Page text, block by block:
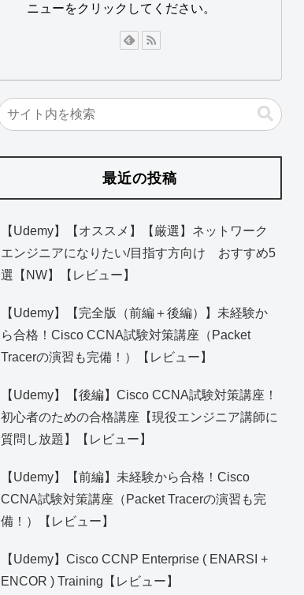
ニューをクリックしてください。
最近の投稿
【Udemy】【オススメ】【厳選】ネットワーク
エンジニアになりたい/目指す方向け おすすめ5
選【NW】【レビュー】
【Udemy】【完全版（前編＋後編）】未経験か
ら合格！Cisco CCNA試験対策講座（Packet
Tracerの演習も完備！）【レビュー】
【Udemy】【後編】Cisco CCNA試験対策講座！
初心者のための合格講座【現役エンジニア講師に
質問し放題】【レビュー】
【Udemy】【前編】未経験から合格！Cisco
CCNA試験対策講座（Packet Tracerの演習も完
備！）【レビュー】
【Udemy】Cisco CCNP Enterprise ( ENARSI +
ENCOR ) Training【レビュー】